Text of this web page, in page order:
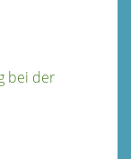
bei der